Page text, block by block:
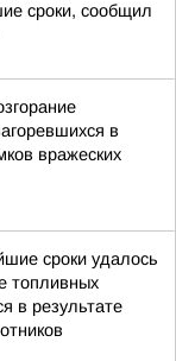
сроки, сообщил
в
вражеских
сроки удалось
топливных
в результате